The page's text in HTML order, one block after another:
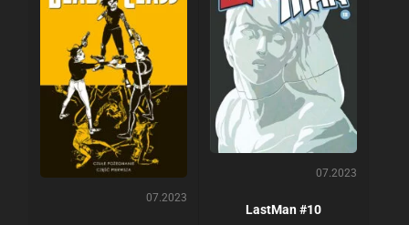
07.2023
07.2023
LastMan #10